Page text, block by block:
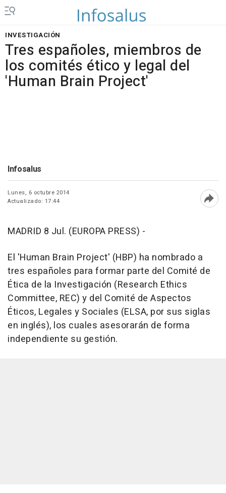
INVESTIGACIÓN
Tres españoles, miembros de
los comités ético y legal del
'Human Brain Project'
Infosalus
Lunes, 6 octubre 2014
Actualizado: 17:44
MADRID 8 Jul. (EUROPA PRESS) -
El 'Human Brain Project' (HBP) ha nombrado a
tres españoles para formar parte del Comité de
Ética de la Investigación (Research Ethics
Committee, REC) y del Comité de Aspectos
Éticos, Legales y Sociales (ELSA, por sus siglas
en inglés), los cuales asesorarán de forma
independiente su gestión.